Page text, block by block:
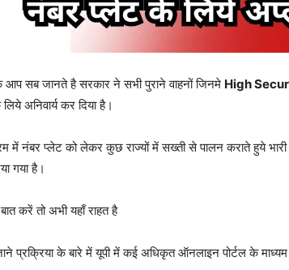
आप सब जानते है सरकार ने सभी पुराने वाहनों जिनमे High
अनिवार्य कर दिया है।
में नंबर प्लेट को लेकर कुछ राज्यों में सख्ती से पालन कराते हुये भारी
गया है।
करें तो अभी यहाँ राहत है
प्रक्रिया के बारे में यूपी में कई अधिकृत ऑनलाइन पोर्टल के